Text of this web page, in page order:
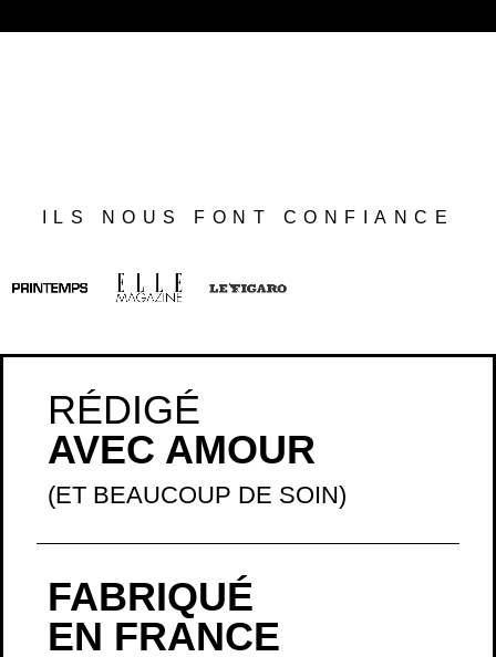
ILS NOUS FONT CONFIANCE
RÉDIGÉ
AVEC AMOUR
(ET BEAUCOUP DE SOIN)
FABRIQUÉ
EN FRANCE